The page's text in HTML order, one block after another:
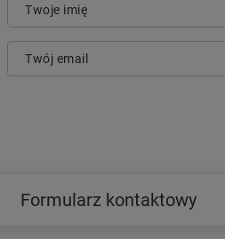
Twoje imię
Twój email
Formularz kontaktowy